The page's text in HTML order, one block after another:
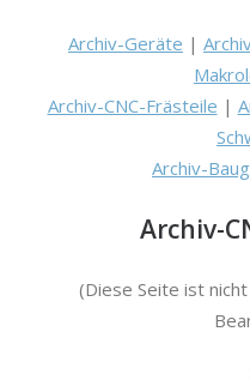
Archiv-Geräte |
Archiv-CNC-Frästeile |
Archiv-
Archiv-
(Diese Seite ist